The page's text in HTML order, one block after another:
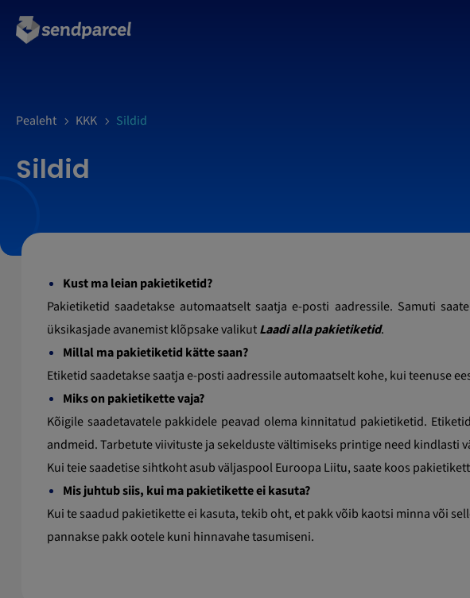
Pealeht KKK Sildid
Sildid
Kust ma leian pakietiketid?
Pakietiketid saadetakse automaatselt saatja e-posti aadressile. Samuti
üksikasjade avanemist klõpsake valikutLaadi alla pakietiketid.
Millal ma pakietiketid kätte saan?
Etiketid saadetakse saatja e-posti aadressile automaatselt kohe, kui teenuse
Miks on pakietikette vaja?
Kõigile saadetavatele pakkidele peavad olema kinnitatud pakietiketid.
andmeid. Tarbetute viivituste ja sekelduste vältimiseks printige need kindlasti
Kui teie saadetise sihtkoht asub väljaspool Euroopa Liitu, saate koos
Mis juhtub siis, kui ma pakietikette ei kasuta?
Kui te saadud pakietikette ei kasuta, tekib oht, et pakk võib kaotsi minna või
pannakse pakk ootele kuni hinnavahe tasumiseni.